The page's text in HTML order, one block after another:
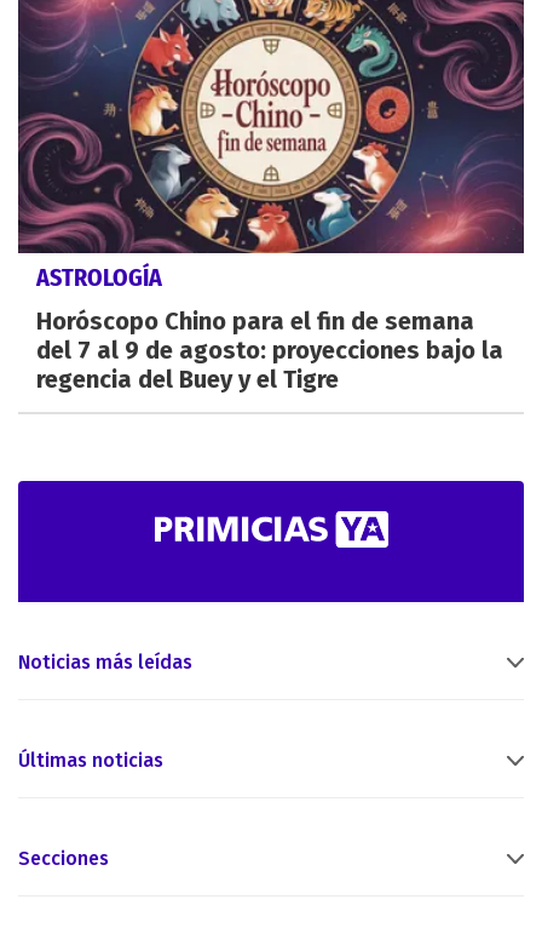
ASTROLOGÍA
Horóscopo Chino para el fin de semana
del 7 al 9 de agosto: proyecciones bajo la
regencia del Buey y el Tigre
Noticias más leídas
Últimas noticias
Secciones